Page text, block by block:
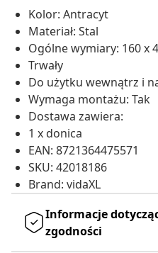
Kolor: Antracyt
Materiał: Stal
Ogólne wymiary: 160 x
Trwały
Do użytku wewnątrz i
Wymaga montażu: Tak
Dostawa zawiera:
1 x donica
EAN: 8721364475571
SKU: 42018186
Brand: vidaXL
Informacje
zgodności